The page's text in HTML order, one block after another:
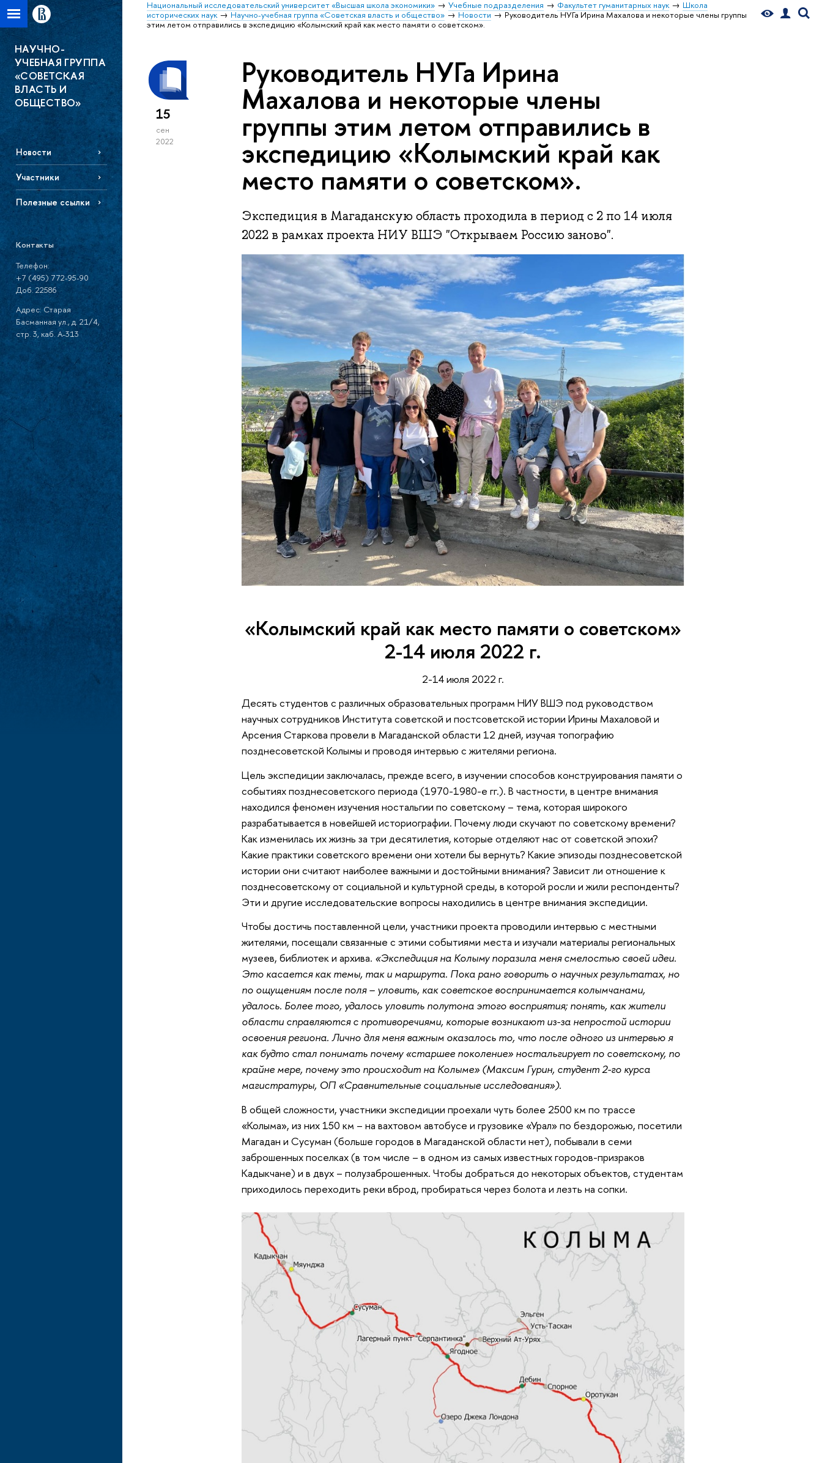
Национальный исследовательский университет «Высшая школа экономики» Учебные подразделения Факультет гуманитарных наук
Школа
исторических наук
Научно-учебная группа «Советская власть и общество» Новости
Руководитель НУГа Ирина Махалова и некоторые члены группы
этим летом отправились в экспедицию «Колымский край как место памяти о советском».
НАУЧНО-
УЧЕБНАЯ ГРУППА
«СОВЕТСКАЯ
ВЛАСТЬ И
ОБЩЕСТВО»
Новости
Участники
Полезные ссылки
Контакты
Телефон:
+7 (495) 772-95-90
Доб. 22586
Адрес: Старая
Басманная ул., д. 21/4,
стр. 3, каб. А-313
15
сен
2022
Руководитель НУГа Ирина
Махалова и некоторые члены
группы этим летом отправились в
экспедицию «Колымский край как
место памяти о советском».
Экспедиция в Магаданскую область проходила в период с 2 по 14 июля
2022 в рамках проекта НИУ ВШЭ "Открываем Россию заново".
«Колымский край как место памяти о советском»
2-14 июля 2022 г.
2-14 июля 2022 г.
Десять студентов с различных образовательных программ НИУ ВШЭ под руководством
научных сотрудников Института советской и постсоветской истории Ирины Махаловой и
Арсения Старкова провели в Магаданской области 12 дней, изучая топографию
позднесоветской Колымы и проводя интервью с жителями региона.
Цель экспедиции заключалась, прежде всего, в изучении способов конструирования памяти о
событиях позднесоветского периода (1970-1980-е гг.). В частности, в центре внимания
находился феномен изучения ностальгии по советскому – тема, которая широкого
разрабатывается в новейшей историографии. Почему люди скучают по советскому времени?
Как изменилась их жизнь за три десятилетия, которые отделяют нас от советской эпохи?
Какие практики советского времени они хотели бы вернуть? Какие эпизоды позднесоветской
истории они считают наиболее важными и достойными внимания? Зависит ли отношение к
позднесоветскому от социальной и культурной среды, в которой росли и жили респонденты?
Эти и другие исследовательские вопросы находились в центре внимания экспедиции.
Чтобы достичь поставленной цели, участники проекта проводили интервью с местными
жителями, посещали связанные с этими событиями места и изучали материалы региональных
музеев, библиотек и архива. «Экспедиция на Колыму поразила меня смелостью своей идеи.
Это касается как темы, так и маршрута. Пока рано говорить о научных результатах, но
по ощущениям после поля – уловить, как советское воспринимается колымчанами,
удалось. Более того, удалось уловить полутона этого восприятия; понять, как жители
области справляются с противоречиями, которые возникают из-за непростой истории
освоения региона. Лично для меня важным оказалось то, что после одного из интервью я
как будто стал понимать почему «старшее поколение» ностальгирует по советскому, по
крайне мере, почему это происходит на Колыме» (Максим Гурин, студент 2-го курса
магистратуры, ОП «Сравнительные социальные исследования»).
В общей сложности, участники экспедиции проехали чуть более 2500 км по трассе
«Колыма», из них 150 км – на вахтовом автобусе и грузовике «Урал» по бездорожью, посетили
Магадан и Сусуман (больше городов в Магаданской области нет), побывали в семи
заброшенных поселках (в том числе – в одном из самых известных городов-призраков
Кадыкчане) и в двух – полузаброшенных. Чтобы добраться до некоторых объектов, студентам
приходилось переходить реки вброд, пробираться через болота и лезть на сопки.